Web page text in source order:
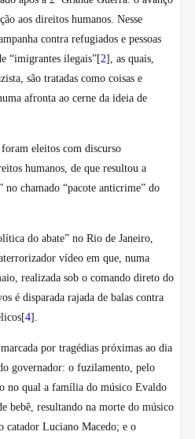
aos direitos humanos. Nesse
contra refugiados e pessoas
“imigrantes ilegais”[2], as quais,
são tratadas como coisas e
afronta ao cerne da ideia de
eleitos com discurso
humanos, de que resultou a
no chamado “pacote anticrime” do
do abate” no Rio de Janeiro,
vídeo em que, numa
realizada sob o comando direto do
é disparada rajada de balas contra
4].
por tragédias próximas ao dia
governador: o fuzilamento, pelo
no qual a família do músico Evaldo
bebê, resultando na morte do músico
catador Luciano Macedo; e o